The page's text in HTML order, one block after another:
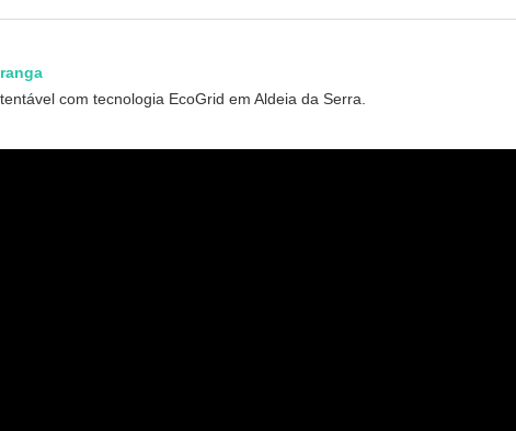
com tecnologia EcoGrid em Aldeia da Serra.